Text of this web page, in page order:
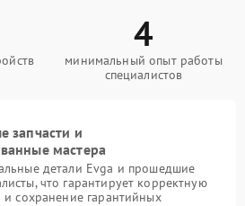
4
минимальный опыт работы
специалистов
запчасти и
мастера
детали Evga и прошедшие
что гарантирует корректную
и сохранение гарантийных